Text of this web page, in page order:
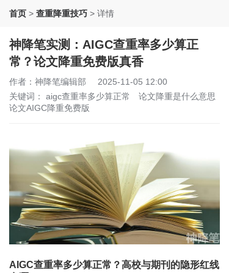
首页 > 查重降重技巧 > 详情
神降笔实测：AIGC查重率多少算正
常？论文降重免费版真香
作者：神降笔编辑部
2025-11-05 12:00
关键词： aigc查重率多少算正常
论文降重是什么意思
论文AIGC降重免费版
AIGC查重率多少算正常？高校与期刊的隐形红线